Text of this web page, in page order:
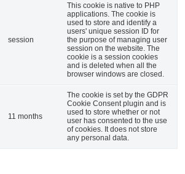
session
This cookie is native to PHP
applications. The cookie is
used to store and identify a
users' unique session ID for
the purpose of managing user
session on the website. The
cookie is a session cookies
and is deleted when all the
browser windows are closed.
11 months
The cookie is set by the GDPR
Cookie Consent plugin and is
used to store whether or not
user has consented to the use
of cookies. It does not store
any personal data.